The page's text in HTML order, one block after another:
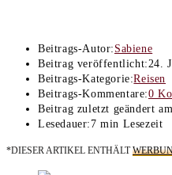
Beitrags-Autor: Sabiene
Beitrag veröffentlicht:24.
Beitrags-Kategorie:Reisen
Beitrags-Kommentare:0
Beitrag zuletzt geändert
Lesedauer: 7 min Lesezeit
*DIESER ARTIKEL ENTHÄLT